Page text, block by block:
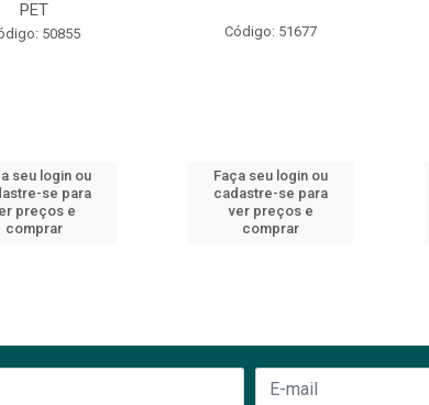
PET
50855
seu login ou
se para
preços e
comprar
Código: 51677
Faça seu login ou
cadastre-se para
ver preços e
comprar